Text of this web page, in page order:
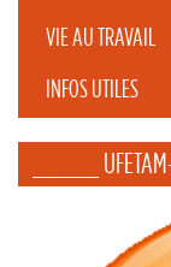
VIE AU TRAVAIL
INFOS UTILES
_____